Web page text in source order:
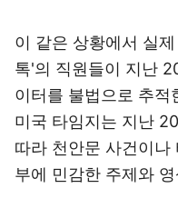
이 같은 상황에서 실
톡'의 직원들이 지난
이터를 불법으로 추적
미국 타임지는 지난
따라 천안문 사건이나
부에 민감한 주제와